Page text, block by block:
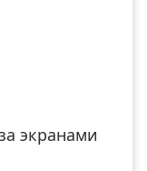
экранами